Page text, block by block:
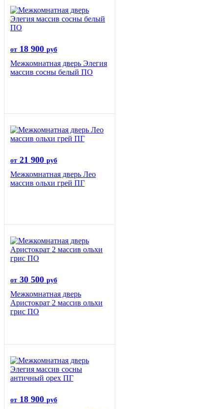
от 18 900 руб
Межкомнатная дверь Элегия
массив сосны белый ПО
от 21 900 руб
Межкомнатная дверь Лео
массив ольхи грей ПГ
от 30 500 руб
Межкомнатная дверь
Аристократ 2 массив ольхи
грис ПО
от 18 900 руб